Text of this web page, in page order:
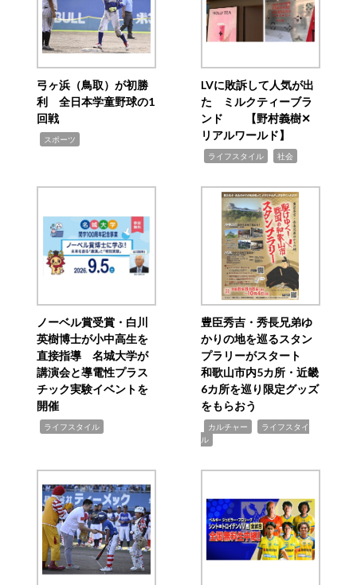
弓ヶ浜（鳥取）が初勝
利 全日本学童野球の1
回戦
スポーツ
LVに敗訴して人気が出
た ミルクティーブラ
ンド 【野村義樹✕
リアルワールド】
ライフスタイル 社会
ノーベル賞受賞・白川
英樹博士が小中高生を
直接指導 名城大学が
講演会と導電性プラス
チック実験イベントを
開催
ライフスタイル
豊臣秀吉・秀長兄弟ゆ
かりの地を巡るスタン
プラリーがスタート
和歌山市内5カ所・近畿
6カ所を巡り限定グッズ
をもらおう
カルチャー
ライフスタイ
ル